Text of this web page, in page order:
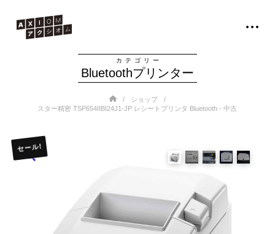
カテゴリー
Bluetoothプリンター
Home
/ ショップ
/
スター精密 TSP654IIBI24J1-JP レシートプリンタ Bluetooth - 中古
🔍
セール!